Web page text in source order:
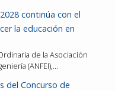
continúa con el
la educación en
de la Asociación
(ANFEI),…
del Concurso de